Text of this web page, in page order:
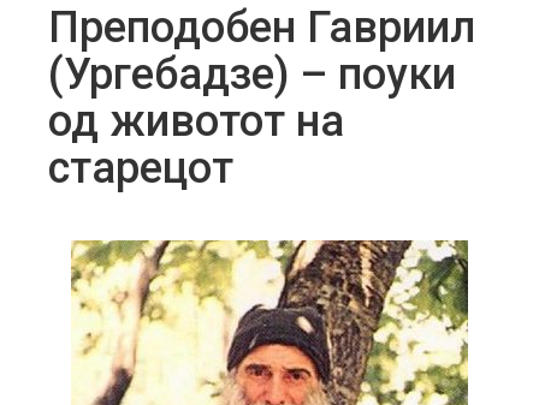
Преподобен Гавриил
(Ургебадзе) – поуки
од животот на
старецот